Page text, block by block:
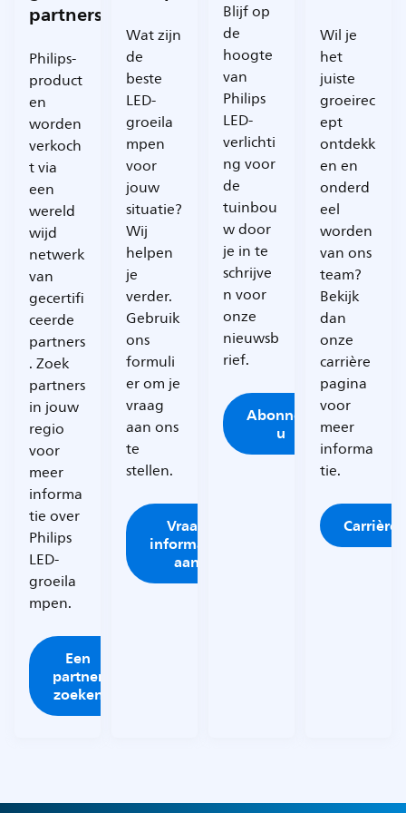
partners
Philips-
product
en
worden
verkoch
t via
een
wereld
wijd
netwerk
van
gecertifi
ceerde
partners
. Zoek
partners
in jouw
regio
voor
meer
informa
tie over
Philips
LED-
groeila
mpen.
Een
partner
zoeken
Wat zijn
de
beste
LED-
groeila
mpen
voor
jouw
situatie?
Wij
helpen
je
verder.
Gebruik
ons
formuli
er om je
vraag
aan ons
te
stellen.
Vraag
informatie
aan
Blijf op
de
hoogte
van
Philips
LED-
verlichti
ng voor
de
tuinbou
w door
je in te
schrijve
n voor
onze
nieuwsb
rief.
Abonneer
u
Wil je
het
juiste
groeirec
ept
ontdekk
en en
onderd
eel
worden
van ons
team?
Bekijk
dan
onze
carrière
pagina
voor
meer
informa
tie.